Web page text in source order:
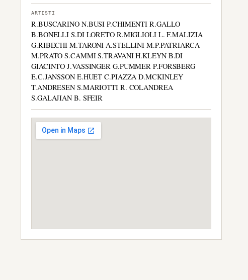
ARTISTI
R.BUSCARINO N.BUSI P.CHIMENTI R.GALLO
B.BONELLI S.DI LORETO R.MIGLIOLI L. F.MALIZIA
G.RIBECHI M.TARONI A.STELLINI M.P.PATRIARCA
M.PRATO S.CAMMI S.TRAVANI H.KLEYN B.DI
GIACINTO J.VASSINGER G.PUMMER P.FORSBERG
E.C.JANSSON E.HUET C.PIAZZA D.MCKINLEY
T.ANDRESEN S.MARIOTTI R. COLANDREA
S.GALAJIAN B. SFEIR